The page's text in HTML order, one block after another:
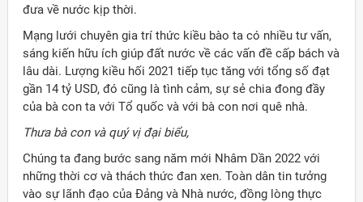
đưa về nước kịp thời.
Mạng lưới chuyên gia trí thức kiều bào ta có nhiều tư vấn,
sáng kiến hữu ích giúp đất nước về các vấn đề cấp bách và
lâu dài. Lượng kiều hối 2021 tiếp tục tăng với tổng số đạt
gần 14 tỷ USD, đó cũng là tình cảm, sự sẻ chia đong đầy
của bà con ta với Tổ quốc và với bà con nơi quê nhà.
Thưa bà con và quý vị đại biểu,
Chúng ta đang bước sang năm mới Nhâm Dần 2022 với
những thời cơ và thách thức đan xen. Toàn dân tin tưởng
vào sự lãnh đạo của Đảng và Nhà nước, đồng lòng thực